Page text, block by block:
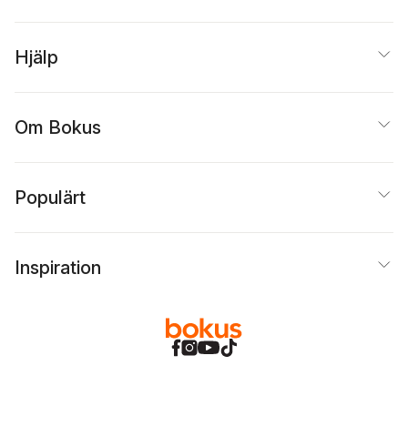
Hjälp
Om Bokus
Populärt
Inspiration